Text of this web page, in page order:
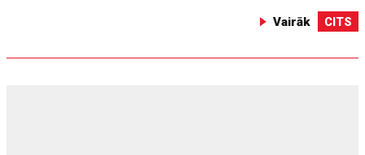
Vairāk CITS